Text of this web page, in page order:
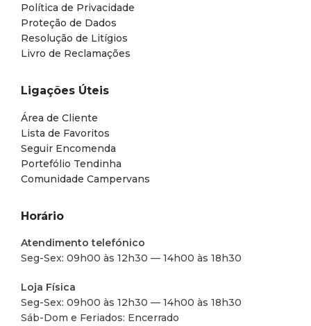
Política de Privacidade
Proteção de Dados
Resolução de Litígios
Livro de Reclamações
Ligações Úteis
Área de Cliente
Lista de Favoritos
Seguir Encomenda
Portefólio Tendinha
Comunidade Campervans
Horário
Atendimento telefónico
Seg-Sex: 09h00 às 12h30 — 14h00 às 18h30
Loja Física
Seg-Sex: 09h00 às 12h30 — 14h00 às 18h30
Sáb-Dom e Feriados: Encerrado